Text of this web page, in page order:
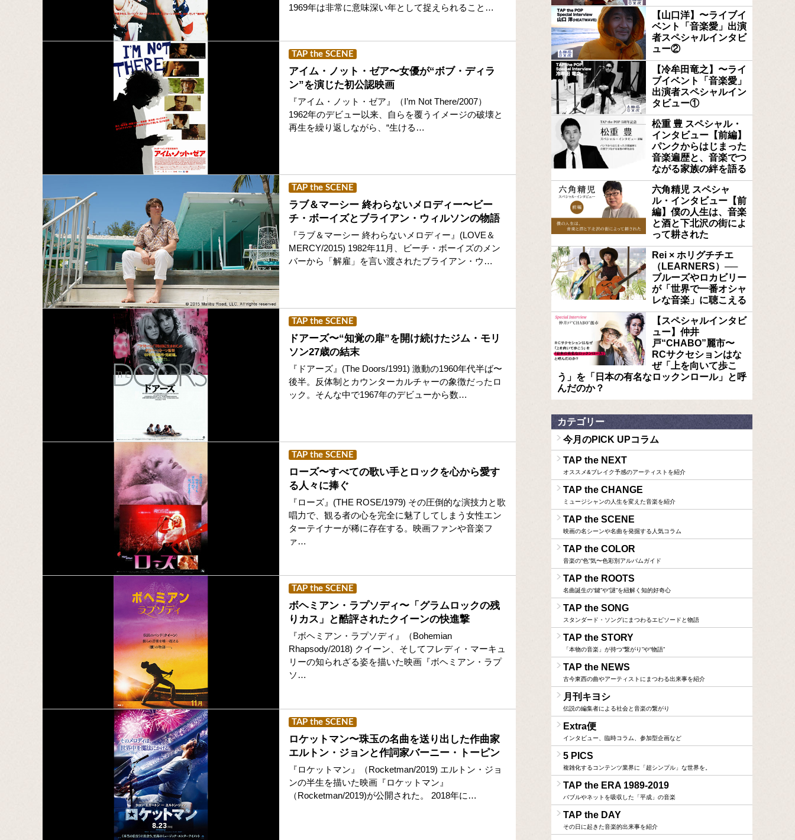
1969年は非常に意味深い年として捉えられること…
TAP the SCENE
アイム・ノット・ゼア〜女優が“ボブ・ディラ
ン”を演じた初公認映画
『アイム・ノット・ゼア』（I’m Not There/2007）
1962年のデビュー以来、自らを覆うイメージの破壊と
再生を繰り返しながら、“生ける…
TAP the SCENE
ラブ＆マーシー 終わらないメロディー〜ビー
チ・ボーイズとブライアン・ウィルソンの物語
『ラブ＆マーシー 終わらないメロディー』(LOVE＆
MERCY/2015) 1982年11月、ビーチ・ボーイズのメン
バーから「解雇」を言い渡されたブライアン・ウ…
TAP the SCENE
ドアーズ〜“知覚の扉”を開け続けたジム・モリ
ソン27歳の結末
『ドアーズ』(The Doors/1991) 激動の1960年代半ば〜
後半。反体制とカウンターカルチャーの象徴だったロ
ック。そんな中で1967年のデビューから数…
TAP the SCENE
ローズ〜すべての歌い手とロックを心から愛す
る人々に捧ぐ
『ローズ』(THE ROSE/1979) その圧倒的な演技力と歌
唱力で、観る者の心を完全に魅了してしまう女性エン
ターテイナーが稀に存在する。映画ファンや音楽フ
ァ…
TAP the SCENE
ボヘミアン・ラプソディ〜「グラムロックの残
りカス」と酷評されたクイーンの快進撃
『ボヘミアン・ラプソディ』（Bohemian
Rhapsody/2018) クイーン、そしてフレディ・マーキュ
リーの知られざる姿を描いた映画『ボヘミアン・ラプ
ソ…
TAP the SCENE
ロケットマン〜珠玉の名曲を送り出した作曲家
エルトン・ジョンと作詞家バーニー・トーピン
『ロケットマン』（Rocketman/2019) エルトン・ジョ
ンの半生を描いた映画『ロケットマン』
（Rocketman/2019)が公開された。 2018年に…
【山口洋】〜ライブイ
ベント「音楽愛」出演
者スペシャルインタビ
ュー②
【冷牟田竜之】〜ライ
ブイベント「音楽愛」
出演者スペシャルイン
タビュー①
松重 豊 スペシャル・
インタビュー【前編】
パンクからはじまった
音楽遍歴と、音楽でつ
ながる家族の絆を語る
六角精児 スペシャ
ル・インタビュー【前
編】僕の人生は、音楽
と酒と下北沢の街によ
って耕された
Rei × ホリグチチエ
（LEARNERS）──
ブルーズやロカビリー
が「世界で一番オシャ
レな音楽」に聴こえる
【スペシャルインタビ
ュー】仲井
戸“CHABO”麗市〜
RCサクセションはな
ぜ「上を向いて歩こ
う」を「日本の有名なロックンロール」と呼
んだのか？
カテゴリー
今月のPICK UPコラム
TAP the NEXT
オススメ&ブレイク予感のアーティストを紹介
TAP the CHANGE
ミュージシャンの人生を変えた音楽を紹介
TAP the SCENE
映画の名シーンや名曲を発掘する人気コラム
TAP the COLOR
音楽の“色”気〜色彩別アルバムガイド
TAP the ROOTS
名曲誕生の“鍵”や“謎”を紐解く知的好奇心
TAP the SONG
スタンダード・ソングにまつわるエピソードと物語
TAP the STORY
「本物の音楽」が持つ“繋がり”や“物語”
TAP the NEWS
古今東西の曲やアーティストにまつわる出来事を紹介
月刊キヨシ
伝説の編集者による社会と音楽の繋がり
Extra便
インタビュー、臨時コラム、参加型企画など
5 PICS
複雑化するコンテンツ業界に「超シンプル」な世界を。
TAP the ERA 1989-2019
バブルやネットを吸収した「平成」の音楽
TAP the DAY
その日に起きた音楽的出来事を紹介